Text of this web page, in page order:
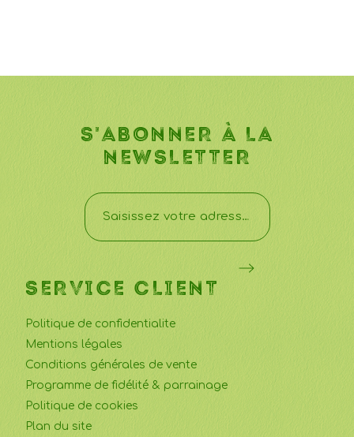
S'ABONNER À LA
NEWSLETTER
SERVICE CLIENT
Politique de confidentialite
Mentions légales
Conditions générales de vente
Programme de fidélité & parrainage
Politique de cookies
Plan du site